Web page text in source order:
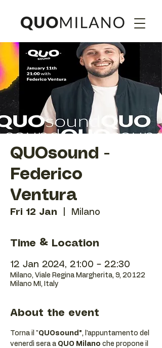
QUOsound -
Federico
Ventura
Fri 12 Jan Milano
Time & Location
12 Jan 2024, 21:00 – 22:30
Milano, Viale Regina Margherita, 9, 20122
Milano MI, Italy
About the event
Torna il "QUOsound", l'appuntamento del
venerdì sera a QUO Milano che propone il